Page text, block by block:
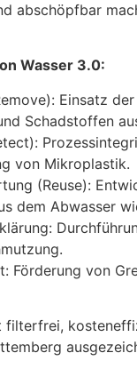
abschöpfbar
Wasser 3.0:
Einsatz
Schadstoffen
von Mikroplastik.
(Reuse):
dem Abwasser
Förderung von
filterfrei,